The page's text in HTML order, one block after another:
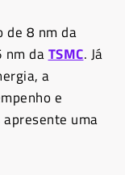
de 8 nm da
nm daTSMC. Já
a
e
uma